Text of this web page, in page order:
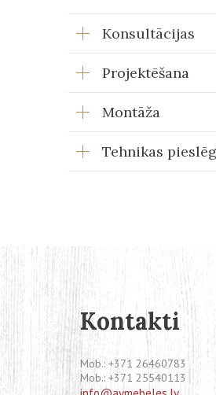
Konsultācijas
Projektēšana
Montāža
Tehnikas
Kontakti
Mob.: +371 26460783
Mob.: +371 25540113